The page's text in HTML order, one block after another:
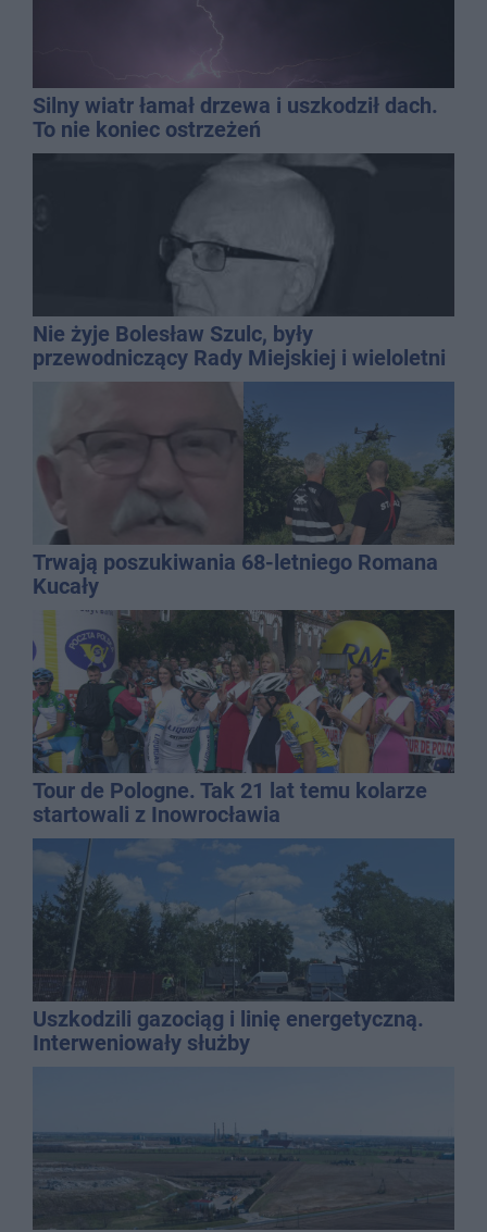
Silny wiatr łamał drzewa i uszkodził dach.
To nie koniec ostrzeżeń
Nie żyje Bolesław Szulc, były
przewodniczący Rady Miejskiej i wieloletni
dyrektor SP 14
Trwają poszukiwania 68-letniego Romana
Kucały
Tour de Pologne. Tak 21 lat temu kolarze
startowali z Inowrocławia
Uszkodzili gazociąg i linię energetyczną.
Interweniowały służby